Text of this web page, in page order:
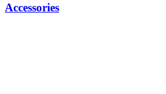
Accessories